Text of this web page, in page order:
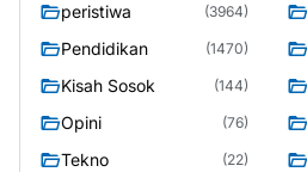
peristiwa (3964)
Pendidikan (1470)
Kisah Sosok (144)
Opini (76)
Tekno (22)